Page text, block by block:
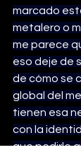
marcado
metalero o
me parece
eso deje de
de cómo se
global del
tienen esa
con la
que pedirle